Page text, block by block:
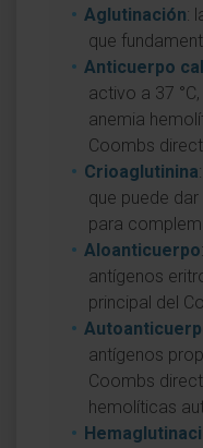
Aglutinación:
que
Anticuerpo
activo a 37
anemia
Coombs
Crioaglutinina
que puede
para
Aloanticuerpo
antígenos
principal del
antígenos
Coombs
hemolíticas